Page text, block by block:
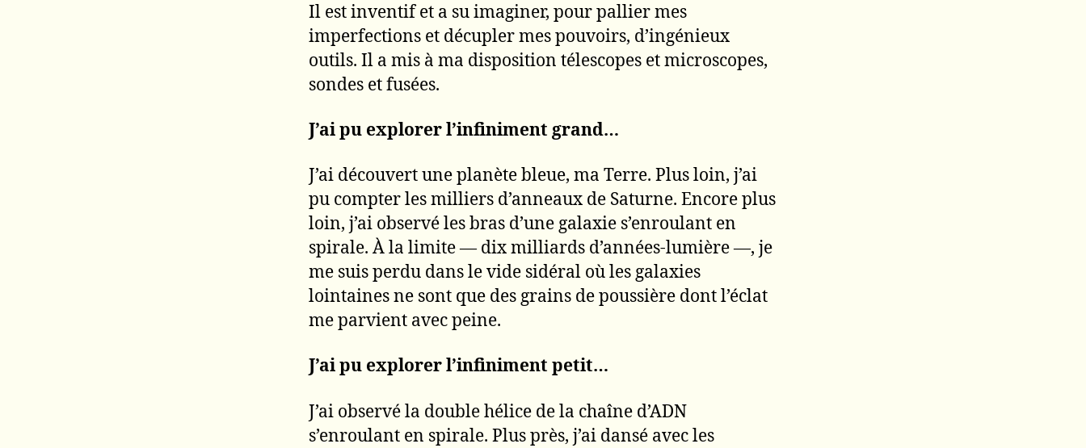
Il est inventif et a su imaginer, pour pallier mes
imperfections et décupler mes pouvoirs, d’ingénieux
outils. Il a mis à ma disposition télescopes et microscopes,
sondes et fusées.
J’ai pu explorer l’infiniment grand…
J’ai découvert une planète bleue, ma Terre. Plus loin, j’ai
pu compter les milliers d’anneaux de Saturne. Encore plus
loin, j’ai observé les bras d’une galaxie s’enroulant en
spirale. À la limite — dix milliards d’années-lumière —, je
me suis perdu dans le vide sidéral où les galaxies
lointaines ne sont que des grains de poussière dont l’éclat
me parvient avec peine.
J’ai pu explorer l’infiniment petit…
J’ai observé la double hélice de la chaîne d’ADN
s’enroulant en spirale. Plus près, j’ai dansé avec les